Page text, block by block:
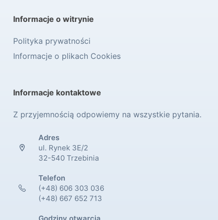
Informacje o witrynie
Polityka prywatności
Informacje o plikach Cookies
Informacje kontaktowe
Z przyjemnością odpowiemy na wszystkie pytania.
Adres
ul. Rynek 3E/2
32-540 Trzebinia
Telefon
(+48) 606 303 036
(+48) 667 652 713